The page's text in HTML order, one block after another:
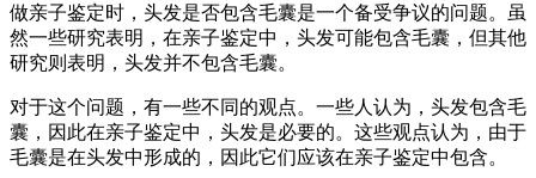
做亲子鉴定时，头发是否包含毛囊是一个备受争议的问题。虽
然一些研究表明，在亲子鉴定中，头发可能包含毛囊，但其他
研究则表明，头发并不包含毛囊。
对于这个问题，有一些不同的观点。一些人认为，头发包含毛
囊，因此在亲子鉴定中，头发是必要的。这些观点认为，由于
毛囊是在头发中形成的，因此它们应该在亲子鉴定中包含。